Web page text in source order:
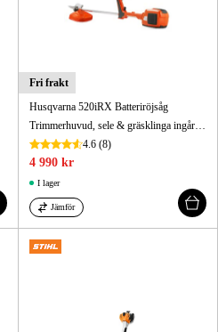
Fri frakt
Husqvarna 520iRX Batteriröjsåg
4.6 (8)
4 990 kr
I lager
Jämför